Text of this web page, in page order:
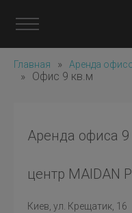
Главная » Аренда
» Офис 9 кв.м
Аренда офиса
центр MAIDAN
Киев , ул. Крещатик, 16